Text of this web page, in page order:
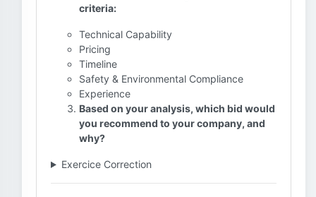
criteria:
Technical Capability
Pricing
Timeline
Safety & Environmental Compliance
Experience
Based on your analysis, which bid would
you recommend to your company, and
why?
Exercice Correction